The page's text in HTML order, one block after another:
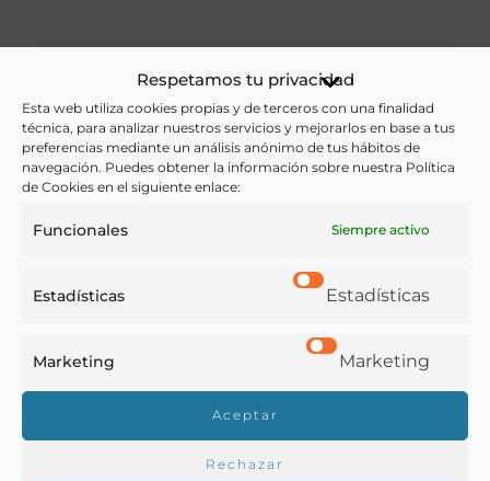
Respetamos tu privacidad
Esta web utiliza cookies propias y de terceros con una finalidad
técnica, para analizar nuestros servicios y mejorarlos en base a tus
preferencias mediante un análisis anónimo de tus hábitos de
navegación. Puedes obtener la información sobre nuestra Política
de Cookies en el siguiente enlace:
Funcionales Siempre activo
Estadísticas Estadísticas
Marketing Marketing
Aceptar
Rechazar
Ver más libros de estas materias:
Alimentos, Historia ,Literatura,Profesiones
Ver más libros con las palabras clave:
Buñuelos Granada
COMPARTIR
Buscar en la biblioteca